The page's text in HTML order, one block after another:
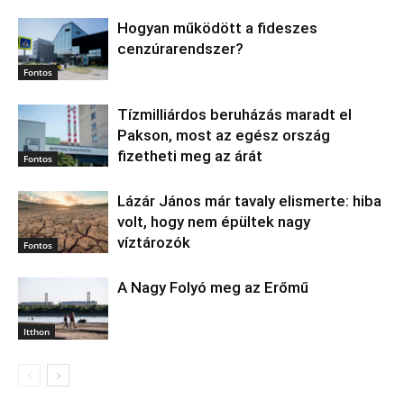
Fontos
Hogyan működött a fideszes
cenzúrarendszer?
Fontos
Tízmilliárdos beruházás maradt el
Pakson, most az egész ország
fizetheti meg az árát
Fontos
Lázár János már tavaly elismerte: hiba
volt, hogy nem épültek nagy
víztározók
Itthon
A Nagy Folyó meg az Erőmű